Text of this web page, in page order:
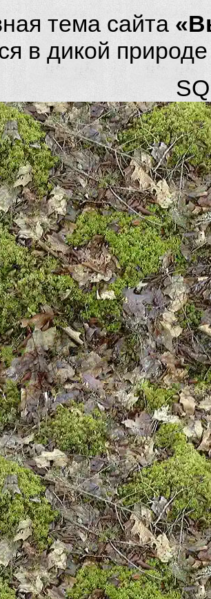
тема сайта
в дикой